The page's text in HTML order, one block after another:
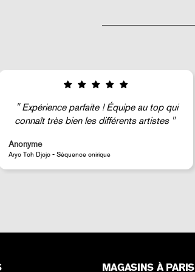
Super !
Anonyme
JR - Aimant classique « La Caverne du Pont-Neuf »
MAGASINS À PARIS